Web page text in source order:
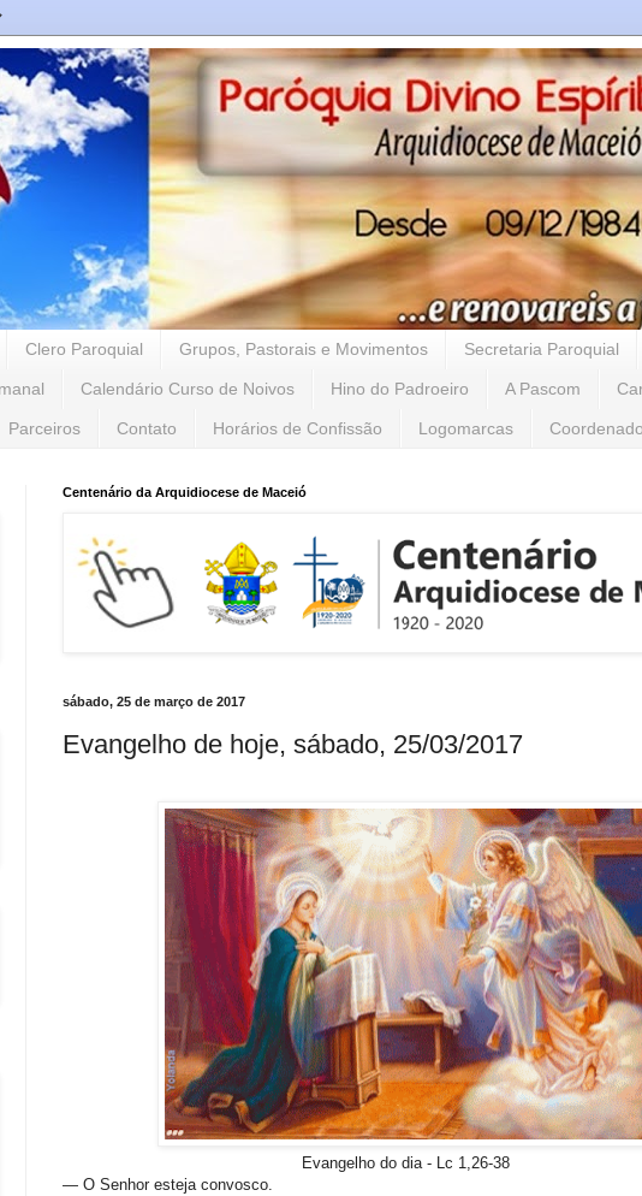
Clero Paroquial Grupos, Pastorais e Movimentos Secretaria Paroquial
Calendário Curso de Noivos Hino do Padroeiro A Pascom
Parceiros Contato Horários de Confissão Logomarcas
Centenário da Arquidiocese de Maceió
sábado, 25 de março de 2017
Evangelho de hoje, sábado, 25/03/2017
Evangelho do dia - Lc 1,26-38
— O Senhor esteja convosco.